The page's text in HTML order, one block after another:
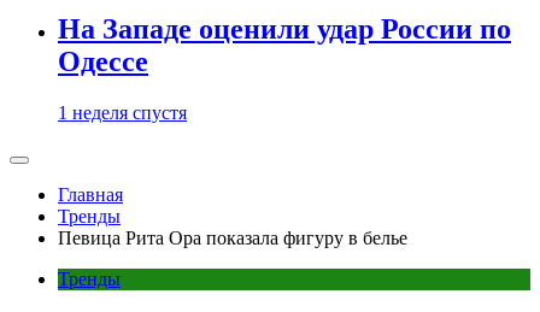
На Западе оценили удар России по
Одессе
1 неделя спустя
Главная
Тренды
Певица Рита Ора показала фигуру в белье
Тренды